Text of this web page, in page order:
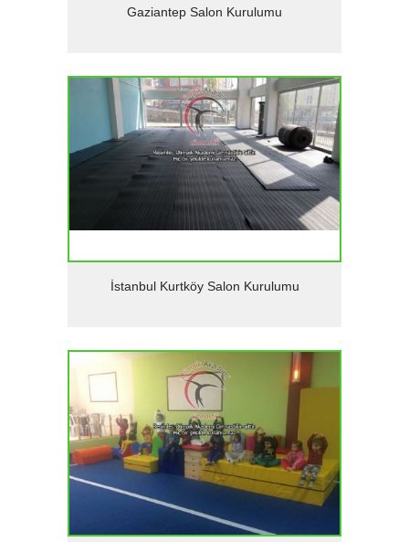
Detaylar
Gaziantep Salon Kurulumu
Detaylar
İstanbul Kurtköy Salon Kurulumu